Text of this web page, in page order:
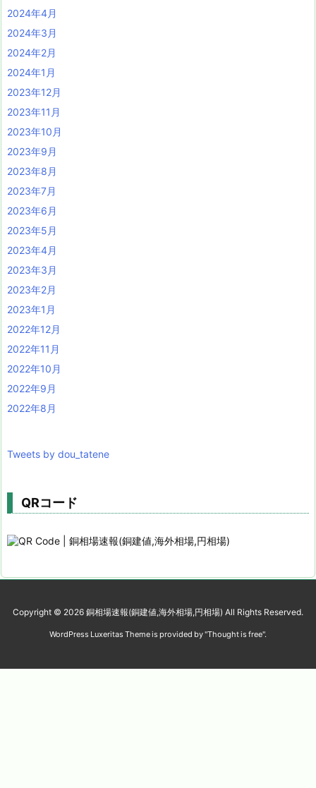
2024年4月
2024年3月
2024年2月
2024年1月
2023年12月
2023年11月
2023年10月
2023年9月
2023年8月
2023年7月
2023年6月
2023年5月
2023年4月
2023年3月
2023年2月
2023年1月
2022年12月
2022年11月
2022年10月
2022年9月
2022年8月
Tweets by dou_tatene
QRコード
Copyright © 2026 銅相場速報(銅建値,海外相場,円相場) All Rights Reserved.
WordPress Luxeritas Theme is provided by "Thought is free".